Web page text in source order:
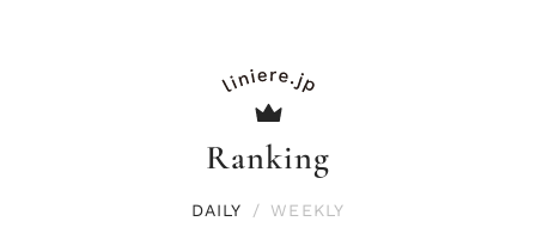
Ranking
DAILY / WEEKLY